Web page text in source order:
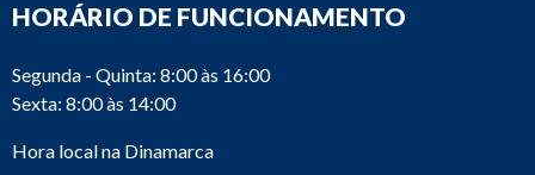
HORÁRIO DE FUNCIONAMENTO
Segunda - Quinta: 8:00 às 16:00
Sexta: 8:00 às 14:00
Hora local na Dinamarca